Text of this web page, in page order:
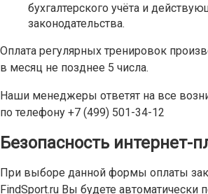
бухгалтерского учёта и
законодательства.
Оплата регулярных тренировок
в месяц не позднее 5 числа.
Наши менеджеры ответят на все
по телефону +7 (499) 501-34-12
Безопасность интернет-
При выборе данной формы оплаты
FindSport.ru Вы будете автоматически